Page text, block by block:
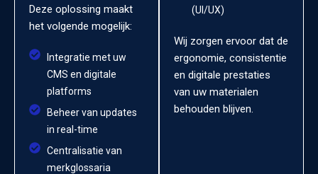
Deze oplossing maakt
het volgende mogelijk:
Integratie met uw
CMS en digitale
platforms
Beheer van updates
in real-time
Centralisatie van
merkglossaria
(UI/UX)
Wij zorgen ervoor dat de
ergonomie, consistentie
en digitale prestaties
van uw materialen
behouden blijven.